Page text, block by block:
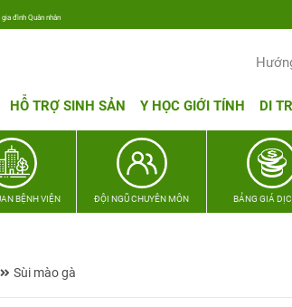
Quân nhân
HỖ TRỢ SINH SẢN Y HỌC GIỚI TÍNH DI
BỆNH VIỆN ĐỘI NGŨ CHUYÊN MÔN BẢNG GIÁ
Sùi mào gà